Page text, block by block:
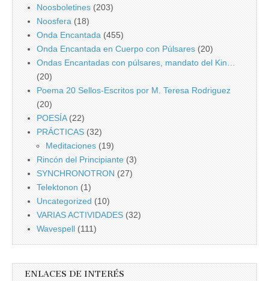
Noosboletines (203)
Noosfera (18)
Onda Encantada (455)
Onda Encantada en Cuerpo con Púlsares (20)
Ondas Encantadas con púlsares, mandato del Kin…
(20)
Poema 20 Sellos-Escritos por M. Teresa Rodriguez
(20)
POESÍA(22)
PRÁCTICAS (32)
Meditaciones (19)
Rincón del Principiante (3)
SYNCHRONOTRON (27)
Telektonon (1)
Uncategorized (10)
VARIAS ACTIVIDADES (32)
Wavespell (111)
ENLACES DE INTERÉS